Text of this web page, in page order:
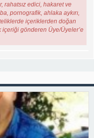
rahatsız edici, hakaret ve
pornografik, ahlaka aykırı,
içeriklerden doğan
gönderen Üye/Üyeler’e